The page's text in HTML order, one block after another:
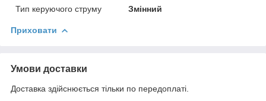
Тип керуючого струму
Змінний
Приховати
Умови доставки
Доставка здійснюється тільки по передоплаті.